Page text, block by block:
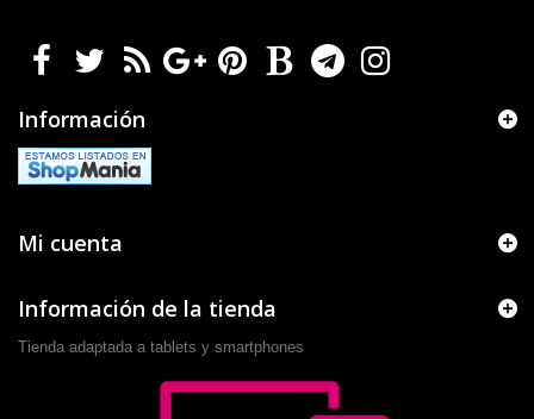
Información
Mi cuenta
Información de la tienda
Tienda adaptada a tablets y smartphones